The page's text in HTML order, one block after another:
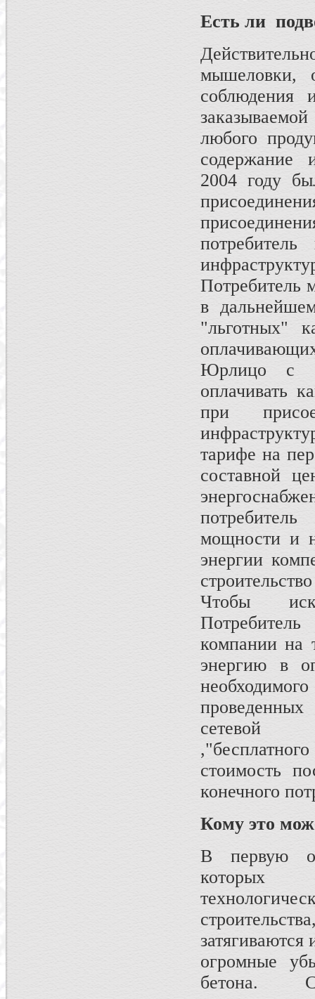
Есть ли
мышеловки,
соблюдения
любого
содержание
2004 году
Потребитель
в
"льготных"
Юрлицо с
оплачивать
при
тарифе на
составной
мощности и
энергии
Чтобы
компании на
энергию в
проведенных
сетевой
стоимость
конечного
Кому это
В первую
которых
затягиваются
огромные
бетона.